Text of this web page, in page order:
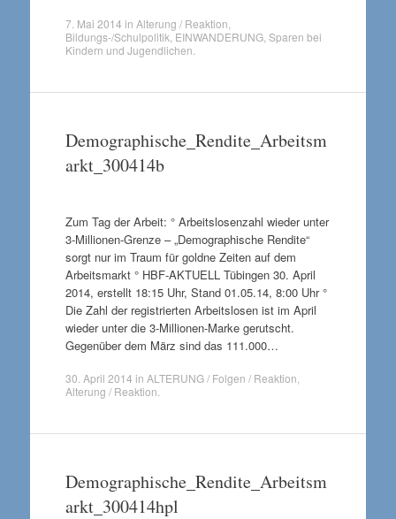
7. Mai 2014 in Alterung / Reaktion
Bildungs-/Schulpolitik EINWANDERUNG, Sparen bei
Kindern und Jugendlichen
Demographische_Rendite_Arbeitsm
arkt_300414b
Zum Tag der Arbeit: ° Arbeitslosenzahl wieder unter
3-Millionen-Grenze – „Demographische Rendite“
sorgt nur im Traum für goldne Zeiten auf dem
Arbeitsmarkt ° HBF-AKTUELL Tübingen 30. April
2014, erstellt 18:15 Uhr, Stand 01.05.14, 8:00 Uhr °
Die Zahl der registrierten Arbeitslosen ist im April
wieder unter die 3-Millionen-Marke gerutscht.
Gegenüber dem März sind das 111.000…
30. April 2014 in ALTERUNG / Folgen / Reaktion
Alterung / Reaktion
Demographische_Rendite_Arbeitsm
arkt_300414hpl